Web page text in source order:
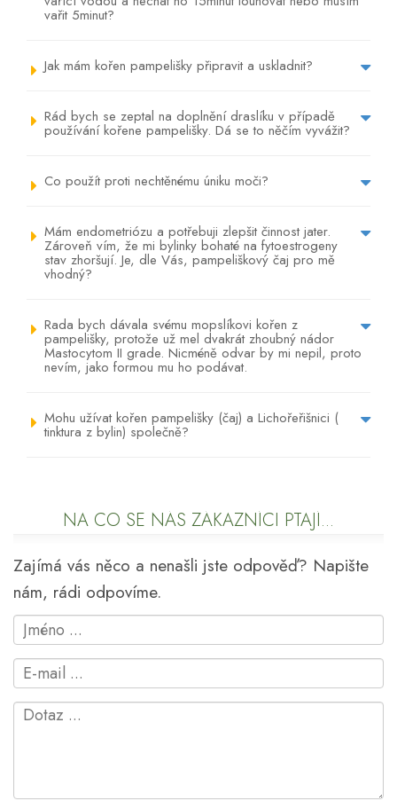
vařit 5minut?
Jak mám kořen pampelišky připravit a uskladnit?
Rád bych se zeptal na doplnění draslíku v případě
používání kořene pampelišky. Dá se to něčím vyvážit?
Co použít proti nechtěnému úniku moči?
Mám endometriózu a potřebuji zlepšit činnost jater.
Zároveň vím, že mi bylinky bohaté na fytoestrogeny
stav zhoršují. Je, dle Vás, pampeliškový čaj pro mě
vhodný?
Rada bych dávala svému mopslíkovi kořen z
pampelišky, protože už mel dvakrát zhoubný nádor
Mastocytom II grade. Nicméně odvar by mi nepil, proto
nevím, jako formou mu ho podávat.
Mohu užívat kořen pampelišky (čaj) a Lichořeřišnici (
tinktura z bylin) společně?
NA CO SE NÁS ZÁKAZNÍCI PTAJÍ...
Zajímá vás něco a nenašli jste odpověď? Napište
nám, rádi odpovíme.